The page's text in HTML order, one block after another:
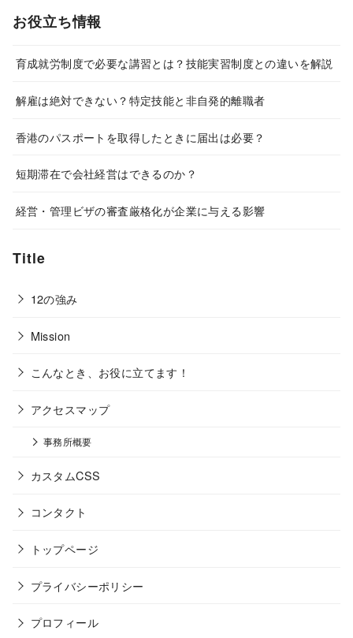
お役立ち情報
育成就労制度で必要な講習とは？技能実習制度との違いを解説
解雇は絶対できない？特定技能と非自発的離職者
香港のパスポートを取得したときに届出は必要？
短期滞在で会社経営はできるのか？
経営・管理ビザの審査厳格化が企業に与える影響
Title
12の強み
Mission
こんなとき、お役に立てます！
アクセスマップ
事務所概要
カスタムCSS
コンタクト
トップページ
プライバシーポリシー
プロフィール